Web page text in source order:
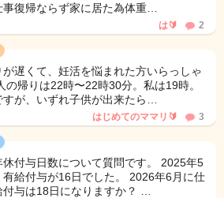
復帰ならず家に居た為体重…
は🔰 2
が遅くて、妊活を悩まれた方いらっしゃ
の帰りは22時〜22時30分。私は19時。
が、いずれ子供が出来たら…
はじめてのママリ🔰 3
休付与日数について質問です。 2025年5
有給付与が16日でした。 2026年6月に仕
与は18日になりますか？ …